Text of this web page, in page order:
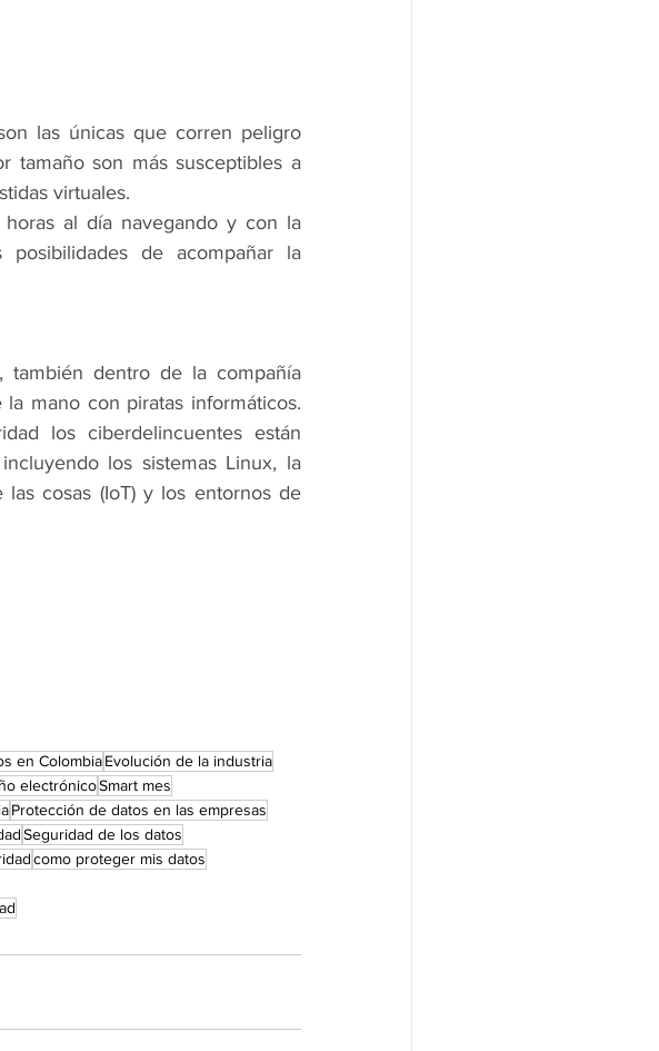
las únicas que corren peligro
tamaño son más susceptibles a
virtuales.
horas al día navegando y con la
de acompañar la
también dentro de la compañía
mano con piratas informáticos.
los ciberdelincuentes están
los sistemas Linux, la
cosas (IoT) y los entornos de
en ColombiaEvolución de la industria
electrónicoSmart mes
Protección de datos en las empresas
Seguridad de los datos
como proteger mis datos